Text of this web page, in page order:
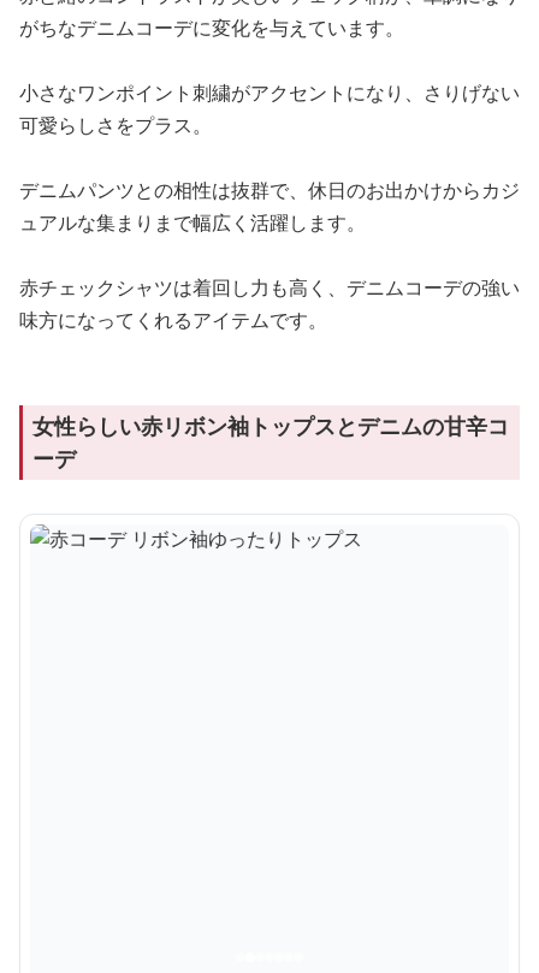
がちなデニムコーデに変化を与えています。
小さなワンポイント刺繍がアクセントになり、さりげない
可愛らしさをプラス。
デニムパンツとの相性は抜群で、休日のお出かけからカジ
ュアルな集まりまで幅広く活躍します。
赤チェックシャツは着回し力も高く、デニムコーデの強い
味方になってくれるアイテムです。
女性らしい赤リボン袖トップスとデニムの甘辛コ
ーデ